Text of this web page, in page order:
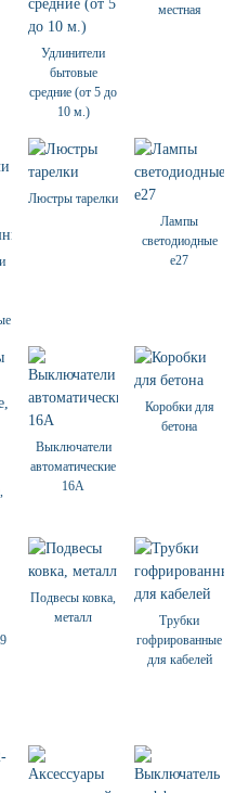
Удлинители
бытовые
средние (от 5 до
10 м.)
местная
Люстры тарелки
Лампы
светодиодные
е27
Выключатели
автоматические
16А
Коробки для
бетона
Подвесы ковка,
металл
Трубки
гофрированные
для кабелей